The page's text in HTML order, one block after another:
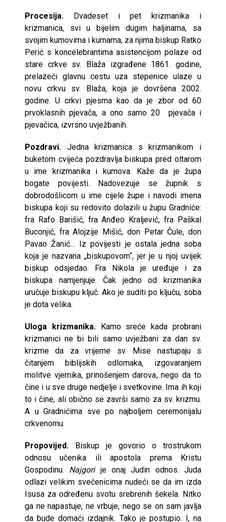
Procesija.
Dvadeset i pet krizmanika i
krizmanica, svi u bijelim dugim haljinama, sa
svojim kumovima i kumama, za njima biskup Ratko
Perić s koncelebrantima asistencijom polaze od
stare crkve sv. Blaža izgrađene 1861. godine,
prelazeći glavnu cestu uza stepenice ulaze u
novu crkvu sv. Blaža, koja je dovršena 2002.
godine. U crkvi pjesma kao da je zbor od 60
prvoklasnih pjevača, a ono samo 20 pjevača i
pjevačica, izvrsno uvježbanih.
Pozdravi. Jedna krizmanica s krizmanikom i
buketom cvijeća pozdravlja biskupa pred oltarom
u ime krizmanika i kumova. Kaže da je župa
bogate povijesti. Nadovezuje se župnik s
dobrodošlicom u ime cijele župe i navodi imena
biskupa koji su redovito dolazili u župu Gradniće:
fra Rafo Barišić, fra Anđeo Kraljević, fra Paškal
Buconjić, fra Alojzije Mišić, don Petar Čule, don
Pavao Žanić… Iz povijesti je ostala jedna soba
koja je nazvana „biskupovom“, jer je u njoj uvijek
biskup odsjedao. Fra Nikola je uređuje i za
biskupa namjenjuje. Čak jedno od krizmanika
uručuje biskupu ključ. Ako je suditi po ključu, soba
je dota velika.
Uloga krizmanika.Kamo sreće kada probrani
krizmanici ne bi bili samo uvježbani za dan sv.
krizme da za vrijeme sv. Mise nastupaju s
čitanjem biblijskih odlomaka, izgovaranjem
molitve vjernika, prinošenjem darova, nego da to
čine i u sve druge nedjelje i svetkovine. Ima ih koji
to i čine, ali obično se završi samo za sv. krizmu.
A u Gradnićima sve po najboljem ceremonijalu
crkvenomu.
Propovijed. Biskup je govorio o trostrukom
odnosu učenika ili apostola prema Kristu
Gospodinu. Najgorije onaj Judin odnos. Juda
odlazi velikim svećenicima nudeći se da im izda
Isusa za određenu svotu srebrenih šekela. Nitko
ga ne napastuje, ne vrbuje, nego se on sam javlja
da bude domaći izdajnik. Tako je postupio. I, na